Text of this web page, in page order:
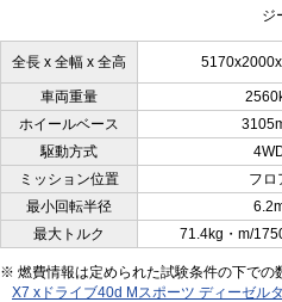
ジ
全長 x 全幅 x 全高
車両重量
ホイールベース
駆動方式
ミッション位置
フロ
最小回転半径
最大トルク
71.4kg・m/
※ 燃費情報は定められた試験条件の下での
X7 xドライブ40d Mスポーツ ディーゼル